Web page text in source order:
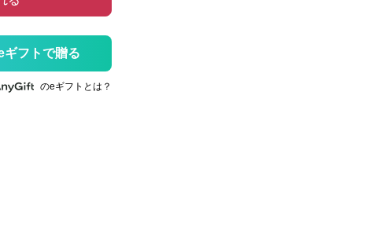
ギフトで贈る
のeギフトとは？